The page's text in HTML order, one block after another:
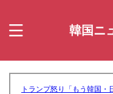
韓国ニ